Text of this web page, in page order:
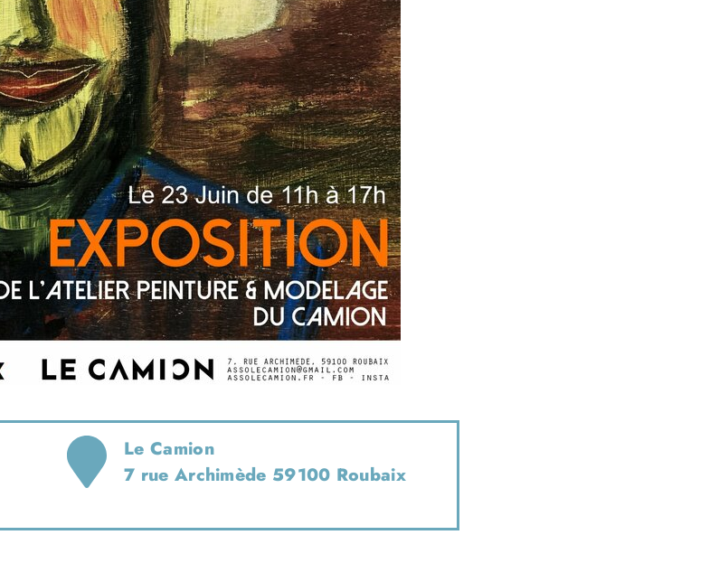
Le Camion
7 rue Archimède 59100 Roubaix